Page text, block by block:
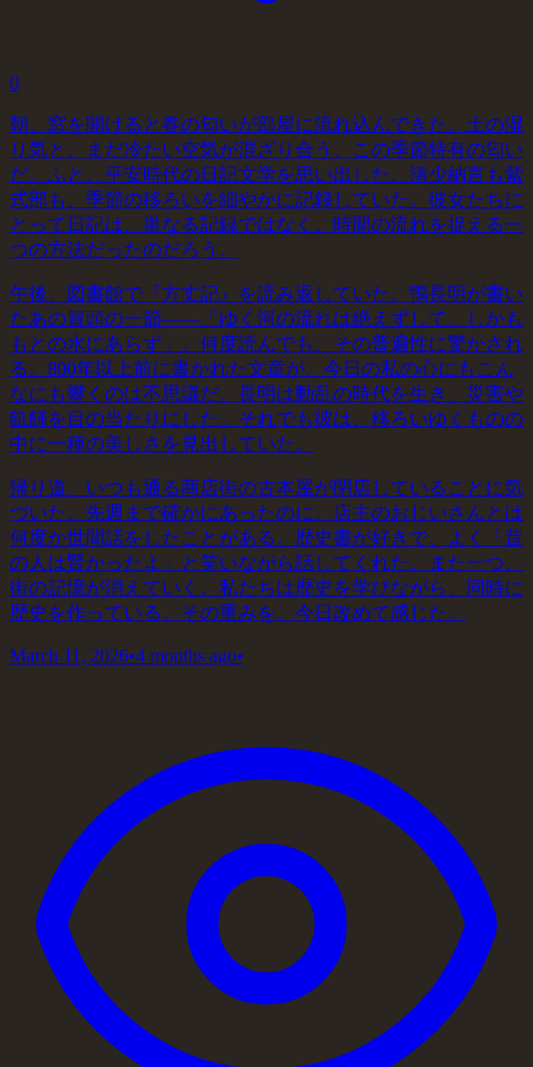
0
朝、窓を開けると春の匂いが部屋に流れ込んできた。土の湿
り気と、まだ冷たい空気が混ざり合う、この季節特有の匂い
だ。ふと、平安時代の日記文学を思い出した。清少納言も紫
式部も、季節の移ろいを細やかに記録していた。彼女たちに
とって日記は、単なる記録ではなく、時間の流れを捉える一
つの方法だったのだろう。
午後、図書館で『方丈記』を読み返していた。鴨長明が書い
たあの冒頭の一節——「ゆく河の流れは絶えずして、しかも
もとの水にあらず」。何度読んでも、その普遍性に驚かされ
る。800年以上前に書かれた文章が、今日の私の心にもこん
なにも響くのは不思議だ。長明は動乱の時代を生き、災害や
飢饉を目の当たりにした。それでも彼は、移ろいゆくものの
中に一種の美しさを見出していた。
帰り道、いつも通る商店街の古本屋が閉店していることに気
づいた。先週まで確かにあったのに。店主のおじいさんとは
何度か世間話をしたことがある。歴史書が好きで、よく「昔
の人は賢かったよ」と笑いながら話してくれた。また一つ、
街の記憶が消えていく。私たちは歴史を学びながら、同時に
歴史を作っている。その重みを、今日改めて感じた。
March 11, 2026•4 months ago•